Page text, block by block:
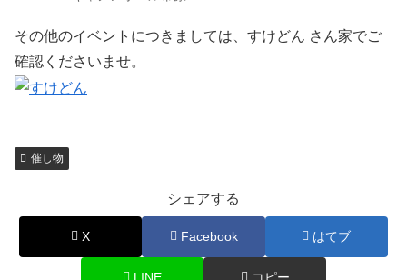
その他のイベントにつきましては、すけどん さん家でご
確認くださいませ。
催し物
シェアする
X Facebook はてブ